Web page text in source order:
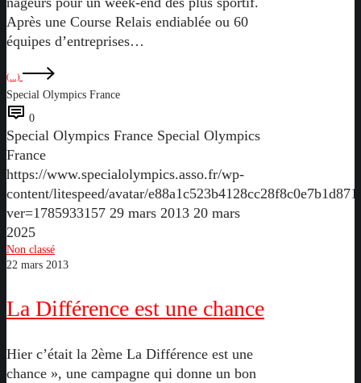
Après une Course Relais endiablée ou 60
équipes d’entreprises…
(...)
Special Olympics France
0
Special Olympics France Special Olympics
France
https://www.specialolympics.asso.fr/wp-
content/litespeed/avatar/
ver=1785933157 29 mars 2013 20 mars
2025
La
Différence
une
Non classé
22 mars 2013
La Différence est une chance
Hier c’était la 2ème La Différence est une
chance », une campagne qui donne un bon